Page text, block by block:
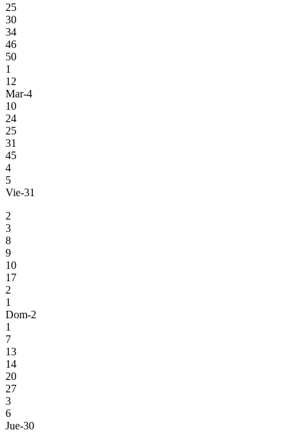
25
30
34
46
50
1
12
Mar-4
10
24
25
31
45
4
5
Vie-31
2
3
8
9
10
17
2
1
Dom-2
1
7
13
14
20
27
3
6
Jue-30